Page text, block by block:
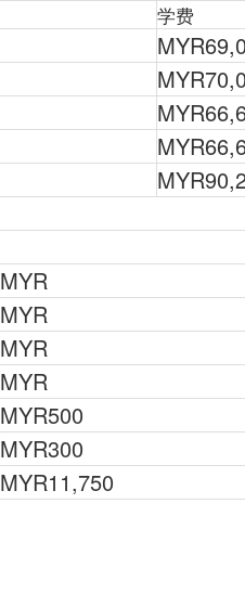
学费
MYR
MYR
MYR
MYR
MYR500
MYR300
MYR11,750